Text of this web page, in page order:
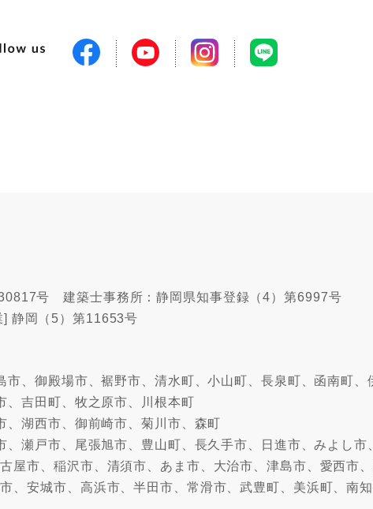
号 建築士事務所：静岡県知事登録（4）第6997号
静岡（5）第11653号
、御殿場市、裾野市、清水町、小山町、長泉町、函南町、
、吉田町、牧之原市、川根本町
、湖西市、御前崎市、菊川市、森町
瀬戸市、尾張旭市、豊山町、長久手市、日進市、みよし市
屋市、稲沢市、清須市、あま市、大治市、津島市、愛西市
、安城市、高浜市、半田市、常滑市、武豊町、美浜町、南